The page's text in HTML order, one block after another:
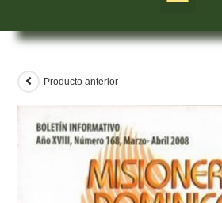
Producto anterior